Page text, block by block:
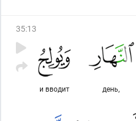
(Аллаха)
35:13
день,
и вводит